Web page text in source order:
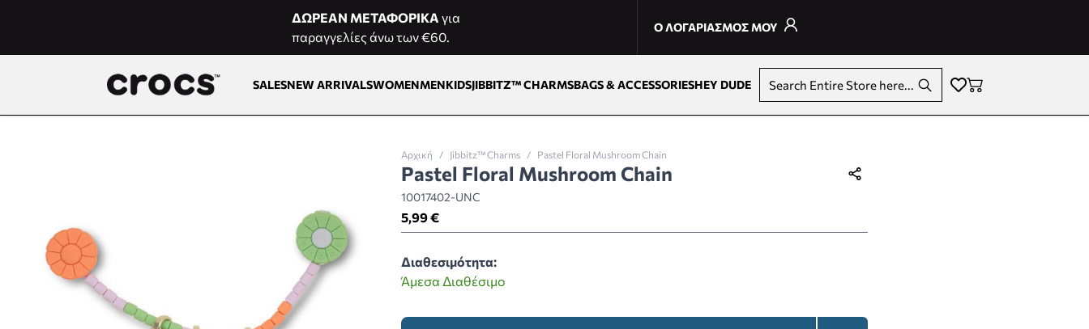
ΔΩΡΕΑΝ ΜΕΤΑΦΟΡΙΚΑ για
παραγγελίες άνω των €60.
Ο ΛΟΓΑΡΙΑΣΜΟΣ ΜΟΥ
SALESNEW ARRIVALSWOMENMENKIDSJIBBITZ™ CHARMSBAGS & ACCESSORIESHEY DUDE Search Entire Store here...
Αρχική / Jibbitz™ Charms / Pastel Floral Mushroom Chain
Pastel Floral Mushroom Chain
10017402-UNC
5,99 €
Διαθεσιμότητα:
Άμεσα Διαθέσιμο